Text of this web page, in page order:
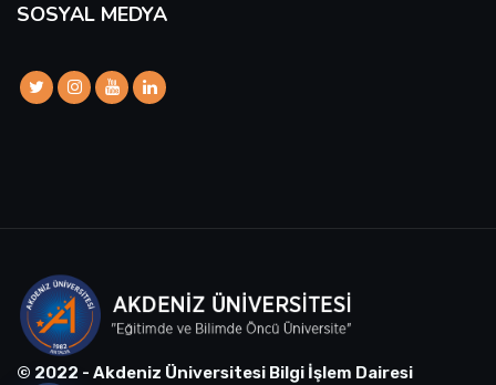
SOSYAL MEDYA
© 2022 - Akdeniz Üniversitesi Bilgi İşlem Dairesi